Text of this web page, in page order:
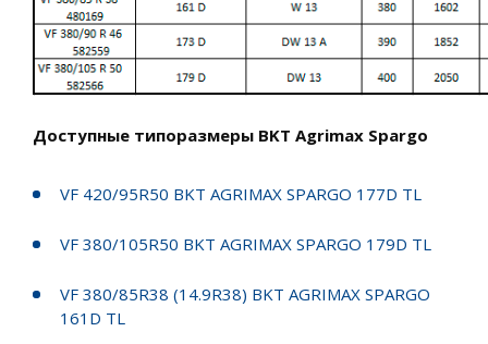
Доступные типоразмеры BKT Agrimax Spargo
VF 420/95R50 BKT AGRIMAX SPARGO 177D TL
VF 380/105R50 BKT AGRIMAX SPARGO 179D TL
VF 380/85R38 (14.9R38) BKT AGRIMAX SPARGO
161D TL